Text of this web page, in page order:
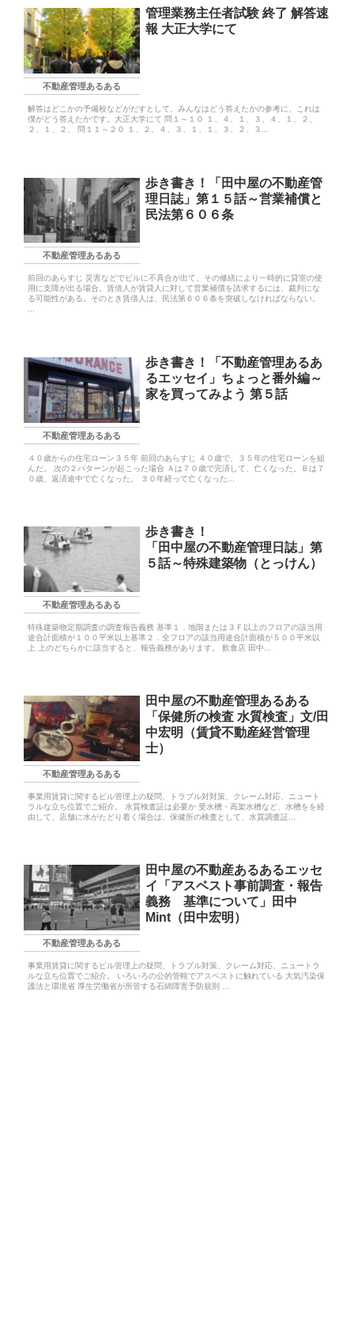
不動産管理あるある
管理業務主任者試験 終了 解答速
報 大正大学にて
解答はどこかの予備校などがだすとして、みんなはどう答えたかの参考に、これは
僕がどう答えたかです。大正大学にて 問１～１０ １、４、１、３、４、１、２、
２、１、２、 問１１～２０ １、２、４、３、１、１、３、２、３...
不動産管理あるある
歩き書き！「田中屋の不動産管
理日誌」第１５話～営業補償と
民法第６０６条
前回のあらすじ 災害などでビルに不具合が出て、その修繕により一時的に貸室の使
用に支障が出る場合。賃借人が賃貸人に対して営業補償を請求するには、裁判にな
る可能性がある。そのとき賃借人は、民法第６０６条を突破しなければならない。
...
不動産管理あるある
歩き書き！「不動産管理あるあ
るエッセイ」ちょっと番外編～
家を買ってみよう 第５話
４０歳からの住宅ローン３５年 前回のあらすじ ４０歳で、３５年の住宅ローンを組
んだ。 次の２パターンが起こった場合 Ａは７０歳で完済して、亡くなった。Ｂは７
０歳、返済途中で亡くなった。 ３０年経って亡くなった...
不動産管理あるある
歩き書き！
「田中屋の不動産管理日誌」第
５話～特殊建築物（とっけん）
特殊建築物定期調査の調査報告義務 基準１．地階または３Ｆ以上のフロアの該当用
途合計面積が１００平米以上基準２．全フロアの該当用途合計面積が５００平米以
上 上のどちらかに該当すると、報告義務があります。 飲食店 田中...
不動産管理あるある
田中屋の不動産管理あるある
「保健所の検査 水質検査」文/田
中宏明（賃貸不動産経営管理
士）
事業用賃貸に関するビル管理上の疑問、トラブル対対策、クレーム対応、ニュート
ラルな立ち位置でご紹介。 水質検査証は必要か 受水槽・高架水槽など、水槽をを経
由して、店舗に水がたどり着く場合は、保健所の検査として、水質調査証...
不動産管理あるある
田中屋の不動産あるあるエッセ
イ「アスベスト事前調査・報告
義務 基準について」田中
Mint（田中宏明）
事業用賃貸に関するビル管理上の疑問、トラブル対策、クレーム対応、ニュートラ
ルな立ち位置でご紹介。 いろいろの公的管轄でアスベストに触れている 大気汚染保
護法と環境省 厚生労働省が所管する石綿障害予防規則 ...